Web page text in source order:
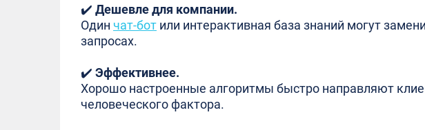
✔️ Дешевле для компании.
Один чат-бот или интерактивная база знаний могут
запросах.
✔️ Эффективнее.
Хорошо настроенные алгоритмы быстро направляют
человеческого фактора.